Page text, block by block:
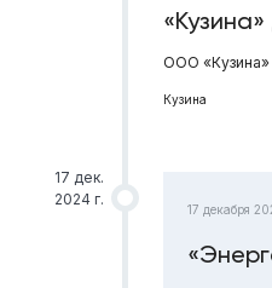
ООО «Кузина»
Кузина
17 дек.
2024 г.
17 декабря